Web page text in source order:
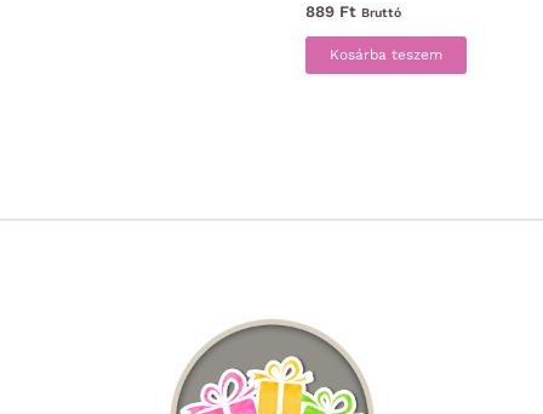
889 Ft Bruttó
Kosárba teszem